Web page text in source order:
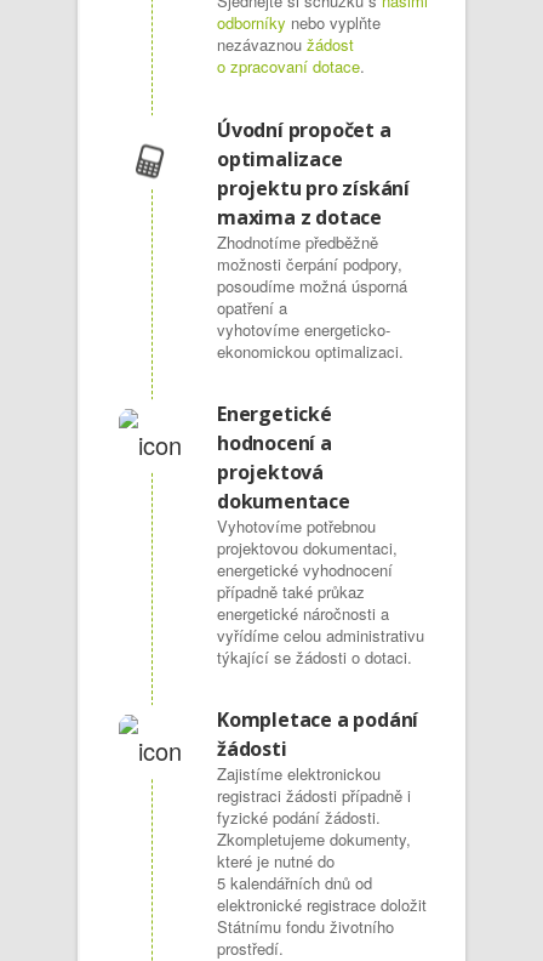
odborníky nebo vyplňte
nezávaznou žádost
o zpracovaní dotace.
Úvodní propočet a
optimalizace
projektu pro získání
maxima z dotace
Zhodnotíme předběžně
možnosti čerpání podpory,
posoudíme možná úsporná
opatření a
vyhotovíme energeticko-
ekonomickou optimalizaci.
Energetické
hodnocení a
projektová
dokumentace
Vyhotovíme potřebnou
projektovou dokumentaci,
energetické vyhodnocení
případně také průkaz
energetické náročnosti a
vyřídíme celou administrativu
týkající se žádosti o dotaci.
Kompletace a podání
žádosti
Zajistíme elektronickou
registraci žádosti případně i
fyzické podání žádosti.
Zkompletujeme dokumenty,
které je nutné do
5 kalendářních dnů od
elektronické registrace doložit
Státnímu fondu životního
prostředí.